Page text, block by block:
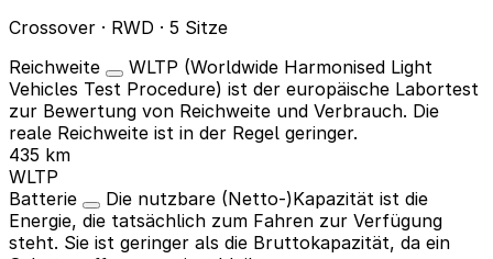
Crossover · RWD · 5 Sitze
Reichweite
WLTP (Worldwide Harmonised Light
Vehicles Test Procedure) ist der europäische Labortest
zur Bewertung von Reichweite und Verbrauch. Die
reale Reichweite ist in der Regel geringer.
435 km
WLTP
Batterie
Die nutzbare (Netto-)Kapazität ist die
Energie, die tatsächlich zum Fahren zur Verfügung
steht. Sie ist geringer als die Bruttokapazität, da ein